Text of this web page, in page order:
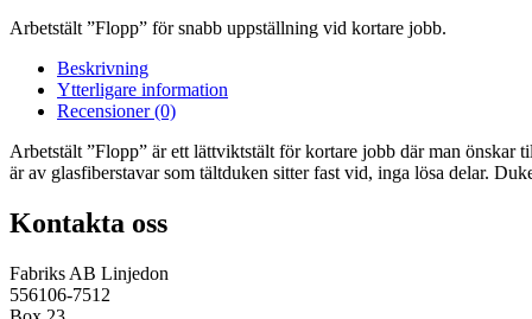
Arbetstält ”Flopp” för snabb uppställning vid kortare jobb.
Beskrivning
Ytterligare information
Recensioner (0)
Arbetstält ”Flopp” är ett lättviktstält för kortare jobb där man önskar
är av glasfiberstavar som tältduken sitter fast vid, inga lösa delar.
Kontakta oss
Fabriks AB Linjedon
556106-7512